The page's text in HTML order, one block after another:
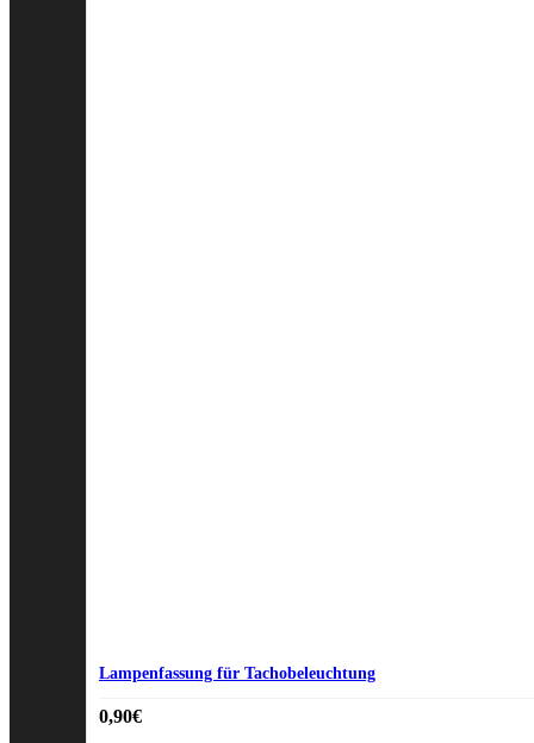
Lampenfassung für Tachobeleuchtung
0,90€